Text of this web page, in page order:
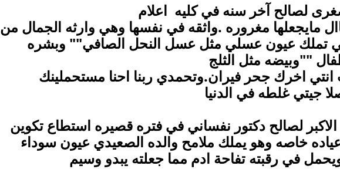
لصالح آخر سنه في كليه اعلام
مايجعلها مغروره .واثقه في نفسها وهي وارثه الجمال من
تملك عيون عسلي مثل عسل النحل الصافي"" وبشره
""وبيضه مثل الثلج
انتي اخرك جحر فيران.وتحمدي ربنا احنا مستحملينك
جيتي غلطه في الدنيا
الاكبر لصالح دكتور نفساني في فتره قصيره استطاع تكوين
خاصه وهو يملك ملامح والده الصعيدي عيون سوداء
في رقبته تفاحة ادم مما جعلته يبدو وسيم